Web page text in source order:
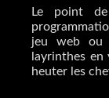
Le point
jeu web ou
layrinthes
heuter les